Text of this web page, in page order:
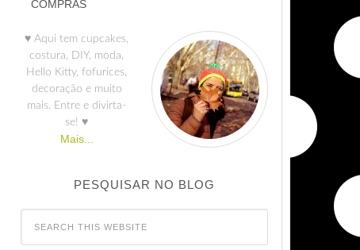
COMPRAS
♥ Aqui tem cupcakes,
costura, DIY, moda,
Hello Kitty, fofurices,
decoração e muito
mais. Entre e divirta-
se! ♥
Mais...
PESQUISAR NO BLOG